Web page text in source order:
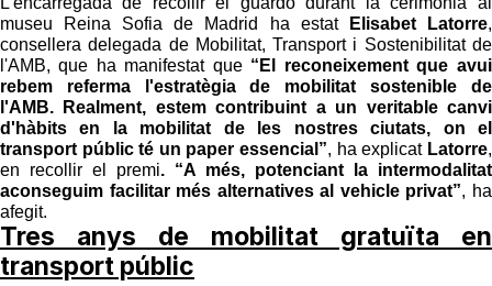
museu Reina Sofia de Madrid ha estat
Elisabet Latorre,
consellera delegada de Mobilitat, Transport i Sostenibilitat de
l'AMB, que ha manifestat que “El reconeixement que avui
rebem referma l'estratègia de mobilitat sostenible de
l'AMB. Realment, estem contribuint a un veritable canvi
d'hàbits en la mobilitat de les nostres ciutats, on el
transport públic té un paper essencial”, ha explicat Latorre,
en recollir el premi. “A més, potenciant la intermodalitat
aconseguim facilitar més alternatives al vehicle privat”, ha
afegit.
Tres anys de mobilitat gratuïta en
transport públic